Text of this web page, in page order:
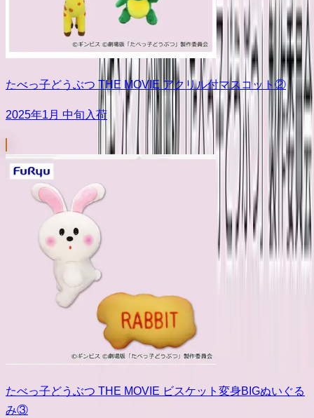
たべっ子どうぶつ THE MOVIE アクリル付マスコット②
2025年1月 中旬入荷
たべっ子どうぶつ THE MOVIE ビスケット変身BIGぬいぐる
み③